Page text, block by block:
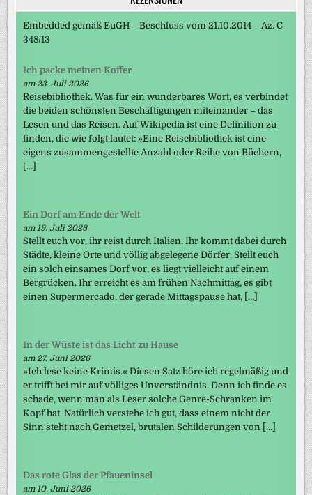
Embedded gemäß EuGH – Beschluss vom 21.10.2014 – Az. C-
348/13
Ich packe meinen Koffer
am 23. Juli 2026
Reisebibliothek. Was für ein wunderbares Wort, es verbindet
die beiden schönsten Beschäftigungen miteinander – das
Lesen und das Reisen. Auf Wikipedia ist eine Definition zu
finden, die wie folgt lautet: »Eine Reisebibliothek ist eine
eigens zusammengestellte Anzahl oder Reihe von Büchern,
[…]
Ein Dorf am Ende der Welt
am 19. Juli 2026
Stellt euch vor, ihr reist durch Italien. Ihr kommt dabei durch
Städte, kleine Orte und völlig abgelegene Dörfer. Stellt euch
ein solch einsames Dorf vor, es liegt vielleicht auf einem
Bergrücken. Ihr erreicht es am frühen Nachmittag, es gibt
einen Supermercado, der gerade Mittagspause hat, […]
In der Wüste ist das Licht zu Hause
am 27. Juni 2026
»Ich lese keine Krimis.« Diesen Satz höre ich regelmäßig und
er trifft bei mir auf völliges Unverständnis. Denn ich finde es
schade, wenn man als Leser solche Genre-Schranken im
Kopf hat. Natürlich verstehe ich gut, dass einem nicht der
Sinn steht nach Gemetzel, brutalen Schilderungen von […]
Das rote Glas der Pfaueninsel
am 10. Juni 2026